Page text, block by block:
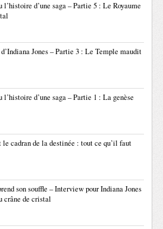
l’histoire d’une saga – Partie 5 : Le Royaume
Jones – Partie 3 : Le Temple maudit
l’histoire d’une saga – Partie 1 : La genèse
le cadran de la destinée : tout ce qu’il faut
son souffle – Interview pour Indiana Jones
crâne de cristal